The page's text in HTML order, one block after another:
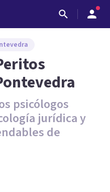
psicólogos
jurídica y
de